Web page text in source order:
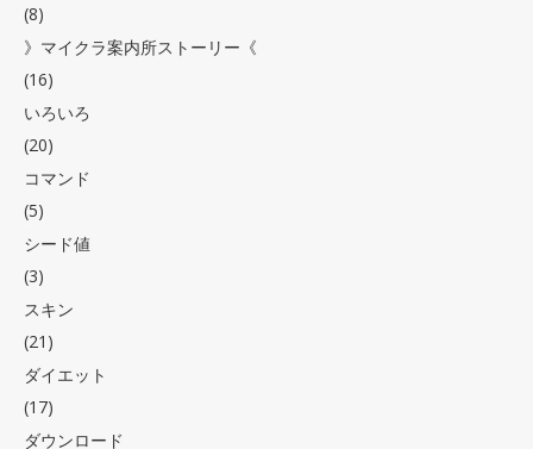
(8)
》マイクラ案内所ストーリー《
(16)
いろいろ
(20)
コマンド
(5)
シード値
(3)
スキン
(21)
ダイエット
(17)
ダウンロード